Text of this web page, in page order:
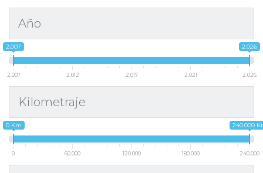
Año
2.007 2.026
2.007 2.012 2.017 2.021 2.026
Kilometraje
0 Km 240.000
0 60.000 120.000 180.000 240.000